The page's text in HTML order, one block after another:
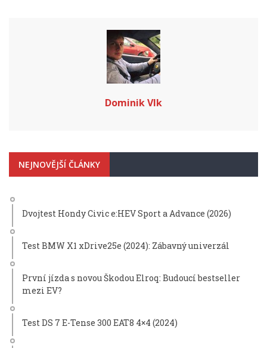
Dominik Vlk
NEJNOVĚJŠÍ ČLÁNKY
Dvojtest Hondy Civic e:HEV Sport a Advance (2026)
Test BMW X1 xDrive25e (2024): Zábavný univerzál
První jízda s novou Škodou Elroq: Budoucí bestseller
mezi EV?
Test DS 7 E-Tense 300 EAT8 4×4 (2024)